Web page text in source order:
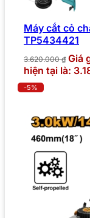
Máy cắt cỏ
TP5434421
3.620.000₫ Giá
hiện tại là:
-5%